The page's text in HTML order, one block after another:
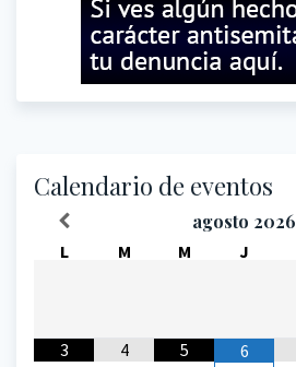
Calendario de eventos
agosto 2026
L M M J
3
4
5
6